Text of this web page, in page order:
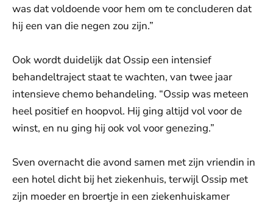
was dat voldoende voor hem om te concluderen dat
hij een van die negen zou zijn.”
Ook wordt duidelijk dat Ossip een intensief
behandeltraject staat te wachten, van twee jaar
intensieve chemo behandeling. “Ossip was meteen
heel positief en hoopvol. Hij ging altijd vol voor de
winst, en nu ging hij ook vol voor genezing.”
Sven overnacht die avond samen met zijn vriendin in
een hotel dicht bij het ziekenhuis, terwijl Ossip met
zijn moeder en broertje in een ziekenhuiskamer